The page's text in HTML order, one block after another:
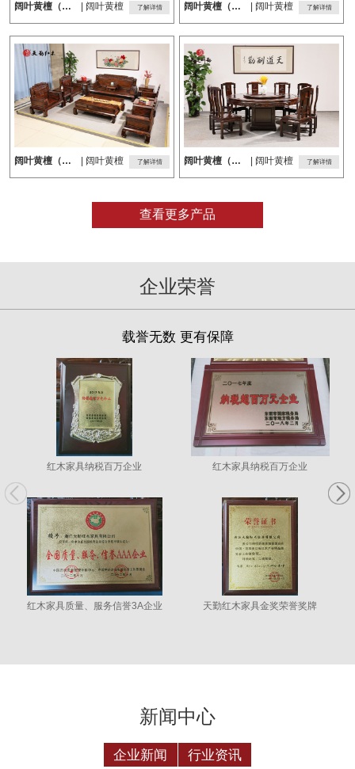
阔叶黄檀（黑酸枝）皇宫椅 | 阔叶黄檀 了解详情 阔叶黄檀（黑酸枝）茶台 | 阔叶黄檀 了解详情
阔叶黄檀（黑酸枝）沙发 | 阔叶黄檀 了解详情 阔叶黄檀（黑酸枝）餐桌 | 阔叶黄檀 了解详情
查看更多产品
企业荣誉
载誉无数 更有保障
红木家具纳税百万企业
红木家具质量、服务信誉3A企业
红木家具纳税百万企业
天勤红木家具金奖荣誉奖牌
新闻中心
企业新闻 行业资讯